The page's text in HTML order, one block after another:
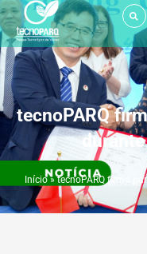
Ir
para
o
conteúdo
tecnoPARQ
Início»tecnoPARQ firma